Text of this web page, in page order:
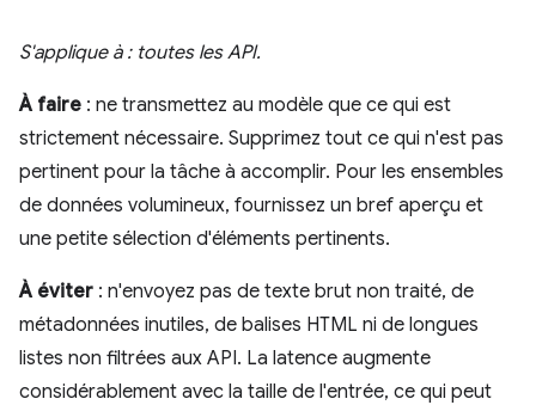
S'applique à : toutes les API.
À faire : ne transmettez au modèle que ce qui est
strictement nécessaire. Supprimez tout ce qui n'est pas
pertinent pour la tâche à accomplir. Pour les ensembles
de données volumineux, fournissez un bref aperçu et
une petite sélection d'éléments pertinents.
À éviter : n'envoyez pas de texte brut non traité, de
métadonnées inutiles, de balises HTML ni de longues
listes non filtrées aux API. La latence augmente
considérablement avec la taille de l'entrée, ce qui peut